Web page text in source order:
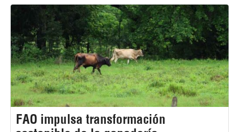
FAO impulsa transformación